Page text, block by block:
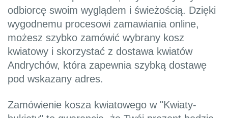
odbiorcę swoim wyglądem i świeżością. Dzięki
wygodnemu procesowi zamawiania online,
możesz szybko zamówić wybrany kosz
kwiatowy i skorzystać z dostawa kwiatów
Andrychów, która zapewnia szybką dostawę
pod wskazany adres.
Zamówienie kosza kwiatowego w "Kwiaty-